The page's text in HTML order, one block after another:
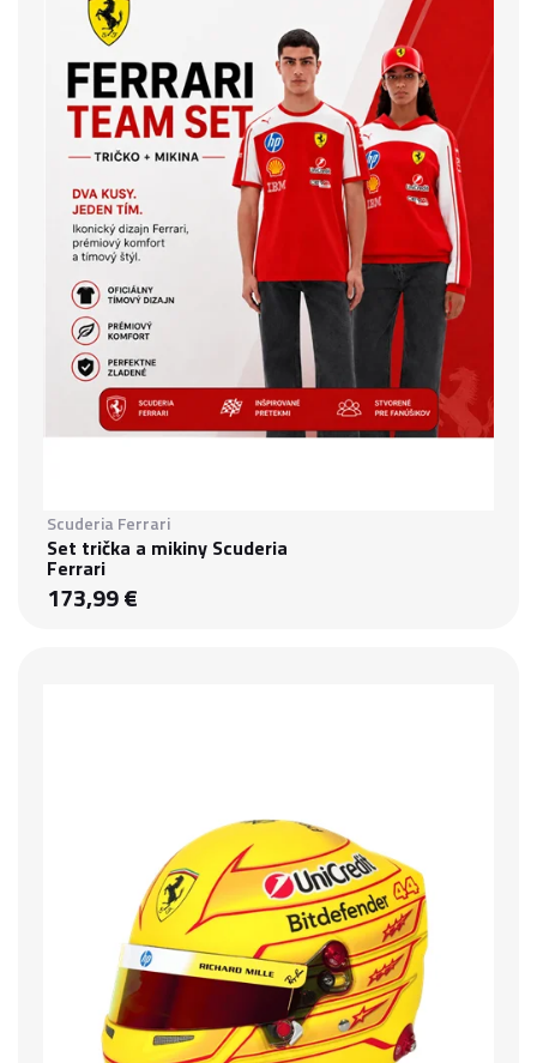
Scuderia Ferrari
Set trička a mikiny Scuderia
Ferrari
173,99 €